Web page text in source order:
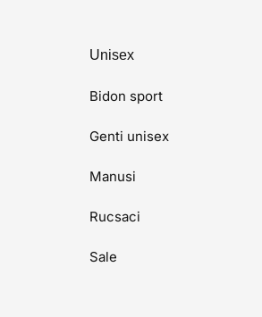
Unisex
Bidon sport
Genti unisex
Manusi
Rucsaci
Sale